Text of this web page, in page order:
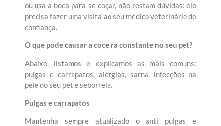
ou usa a boca para se coçar, não restam dúvidas: ele
precisa fazer uma visita ao seu médico veterinário de
confiança.
O que pode causar a coceira constante no seu pet?
Abaixo, listamos e explicamos as mais comuns:
pulgas e carrapatos, alergias, sarna, infecções na
pele do seu pet e seborreia.
Pulgas e carrapatos
Mantenha sempre atualizado o anti pulgas e